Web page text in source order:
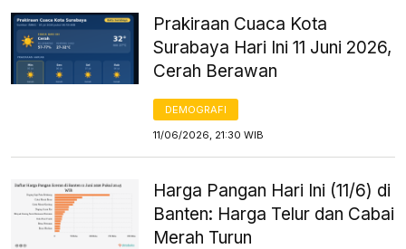
Prakiraan Cuaca Kota
Surabaya Hari Ini 11 Juni 2026,
Cerah Berawan
DEMOGRAFI
11/06/2026, 21:30 WIB
Harga Pangan Hari Ini (11/6) di
Banten: Harga Telur dan Cabai
Merah Turun